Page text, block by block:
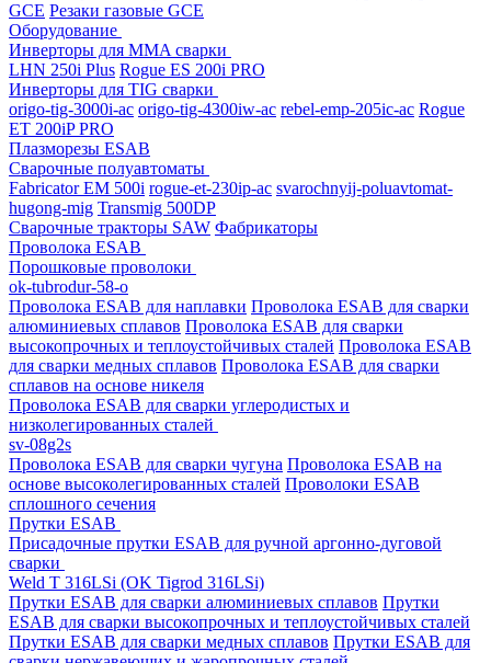
GCE Резаки газовые GCE
Оборудование
Инверторы для MMA сварки
LHN 250i Plus Rogue ES 200i PRO
Инверторы для TIG сварки
origo-tig-3000i-ac origo-tig-4300iw-ac rebel-emp-205ic-ac Rogue
ET 200iP PRO
Плазморезы ESAB
Сварочные полуавтоматы
Fabricator EM 500i rogue-et-230ip-ac svarochnyij-poluavtomat-
hugong-mig Transmig 500DP
Сварочные тракторы SAW Фабрикаторы
Проволока ESAB
Порошковые проволоки
ok-tubrodur-58-o
Проволока ESAB для наплавки Проволока ESAB для сварки
алюминиевых сплавов Проволока ESAB для сварки
высокопрочных и теплоустойчивых сталей Проволока ESAB
для сварки медных сплавов Проволока ESAB для сварки
сплавов на основе никеля
Проволока ESAB для сварки углеродистых и
низколегированных сталей
sv-08g2s
Проволока ESAB для сварки чугуна Проволока ESAB на
основе высоколегированных сталей Проволоки ESAB
сплошного сечения
Прутки ESAB
Присадочные прутки ESAB для ручной аргонно-дуговой
сварки
Weld T 316LSi (OK Tigrod 316LSi)
Прутки ESAB для сварки алюминиевых сплавов Прутки
ESAB для сварки высокопрочных и теплоустойчивых сталей
Прутки ESAB для сварки медных сплавов Прутки ESAB для